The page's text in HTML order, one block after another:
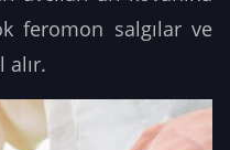
feromon salgılar ve
alır.